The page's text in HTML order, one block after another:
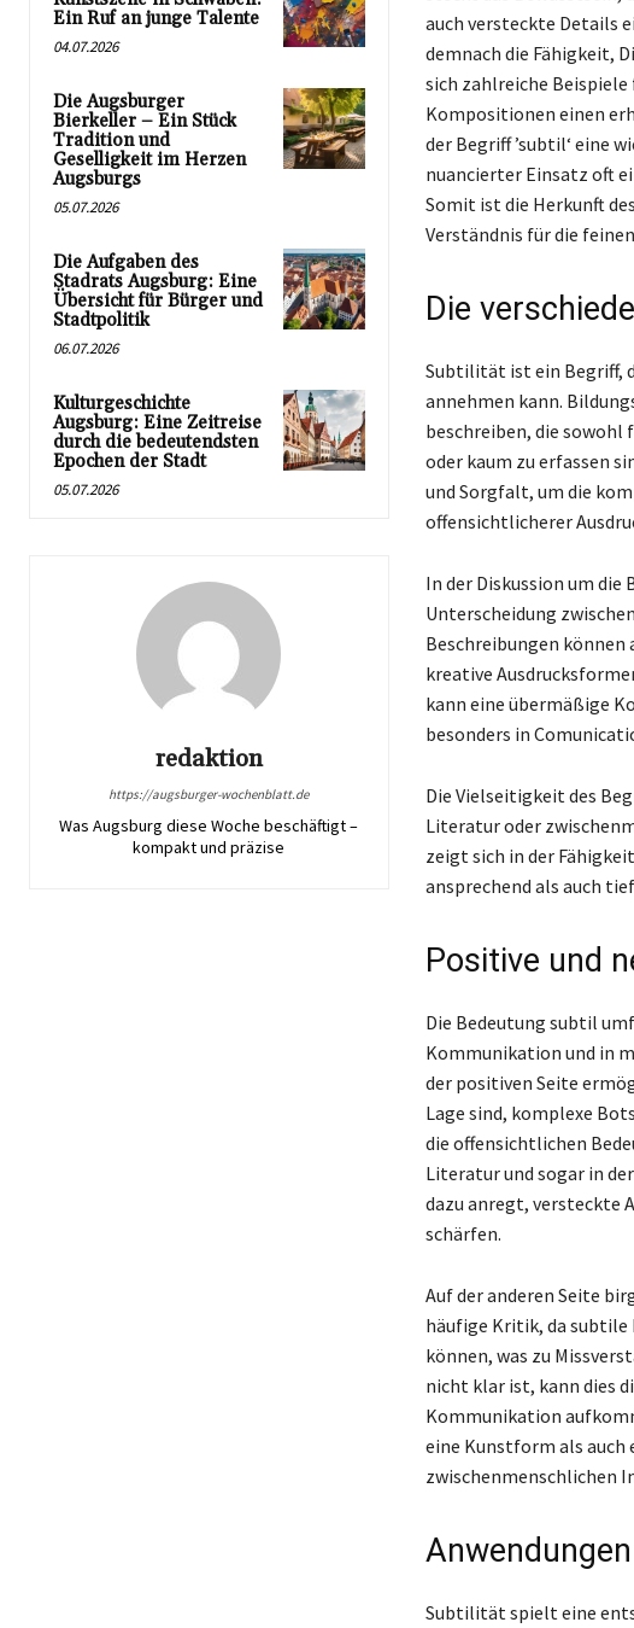
Ein Ruf an junge Talente
04.07.2026
Die Augsburger
Bierkeller – Ein Stück
Tradition und
Geselligkeit im Herzen
Augsburgs
05.07.2026
Die Aufgaben des
Stadrats Augsburg: Eine
Übersicht für Bürger und
Stadtpolitik
06.07.2026
Kulturgeschichte
Augsburg: Eine Zeitreise
durch die bedeutendsten
Epochen der Stadt
05.07.2026
redaktion
https://augsburger-wochenblatt.de
Was Augsburg diese Woche beschäftigt –
kompakt und präzise
auch versteckte Details
demnach die Fähigkeit,
sich zahlreiche
Kompositionen einen
der Begriff ’subtil‘ eine
nuancierter Einsatz oft
Somit ist die Herkunft
Verständnis für die
Die
Subtilität ist ein Begriff,
annehmen kann.
beschreiben, die sowohl
oder kaum zu erfassen
und Sorgfalt, um die
offensichtlicherer
In der Diskussion um
Unterscheidung
Beschreibungen können
kreative
kann eine übermäßige
besonders in
Die Vielseitigkeit des
Literatur oder
zeigt sich in der
ansprechend als auch
Positive und
Die Bedeutung subtil
Kommunikation und in
der positiven Seite
Lage sind, komplexe
die offensichtlichen
Literatur und sogar in
dazu anregt, versteckte
schärfen.
Auf der anderen Seite
häufige Kritik, da
können, was zu
nicht klar ist, kann dies
Kommunikation
eine Kunstform als
zwischenmenschlichen
Subtilität spielt eine